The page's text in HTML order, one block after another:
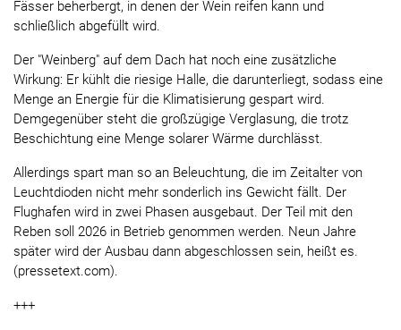
Fässer beherbergt, in denen der Wein reifen kann und
schließlich abgefüllt wird.
Der "Weinberg" auf dem Dach hat noch eine zusätzliche
Wirkung: Er kühlt die riesige Halle, die darunterliegt, sodass eine
Menge an Energie für die Klimatisierung gespart wird.
Demgegenüber steht die großzügige Verglasung, die trotz
Beschichtung eine Menge solarer Wärme durchlässt.
Allerdings spart man so an Beleuchtung, die im Zeitalter von
Leuchtdioden nicht mehr sonderlich ins Gewicht fällt. Der
Flughafen wird in zwei Phasen ausgebaut. Der Teil mit den
Reben soll 2026 in Betrieb genommen werden. Neun Jahre
später wird der Ausbau dann abgeschlossen sein, heißt es.
(pressetext.com).
+++